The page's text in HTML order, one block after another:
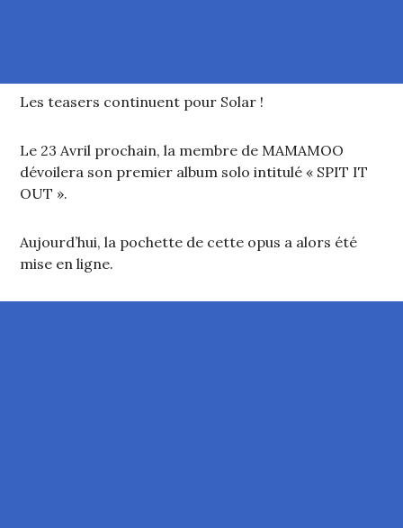
Les teasers continuent pour Solar !
Le 23 Avril prochain, la membre de MAMAMOO
dévoilera son premier album solo intitulé « SPIT IT
OUT ».
Aujourd’hui, la pochette de cette opus a alors été
mise en ligne.